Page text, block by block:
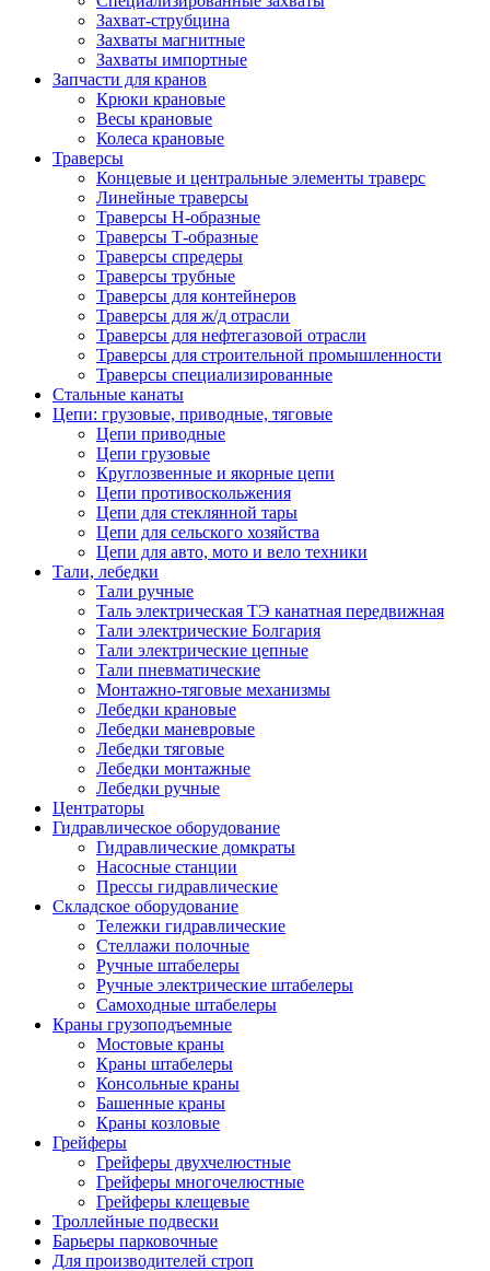
Захват-струбцина
Захваты магнитные
Захваты импортные
Запчасти для кранов
Крюки крановые
Весы крановые
Колеса крановые
Траверсы
Концевые и центральные элементы траверс
Линейные траверсы
Траверсы Н-образные
Траверсы Т-образные
Траверсы спредеры
Траверсы трубные
Траверсы для контейнеров
Траверсы для ж/д отрасли
Траверсы для нефтегазовой отрасли
Траверсы для строительной промышленности
Траверсы специализированные
Стальные канаты
Цепи: грузовые, приводные, тяговые
Цепи приводные
Цепи грузовые
Круглозвенные и якорные цепи
Цепи противоскольжения
Цепи для стеклянной тары
Цепи для сельского хозяйства
Цепи для авто, мото и вело техники
Тали, лебедки
Тали ручные
Таль электрическая ТЭ канатная передвижная
Тали электрические Болгария
Тали электрические цепные
Тали пневматические
Монтажно-тяговые механизмы
Лебедки крановые
Лебедки маневровые
Лебедки тяговые
Лебедки монтажные
Лебедки ручные
Центраторы
Гидравлическое оборудование
Гидравлические домкраты
Насосные станции
Прессы гидравлические
Складское оборудование
Тележки гидравлические
Cтеллажи полочные
Ручные штабелеры
Ручные электрические штабелеры
Самоходные штабелеры
Краны грузоподъемные
Мостовые краны
Краны штабелеры
Консольные краны
Башенные краны
Краны козловые
Грейферы
Грейферы двухчелюстные
Грейферы многочелюстные
Грейферы клещевые
Троллейные подвески
Барьеры парковочные
Для производителей строп